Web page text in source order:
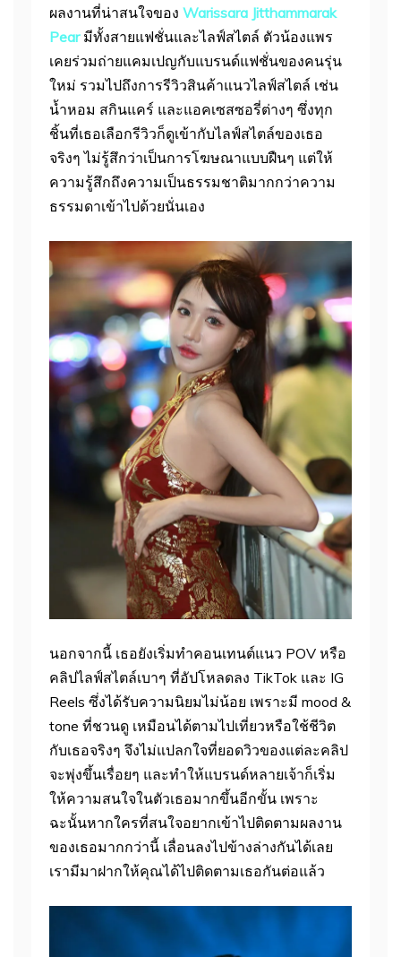
ผลงานที่น่าสนใจของ Warissara Jitthammarak
Pear มีทั้งสายแฟชั่นและไลฟ์สไตล์ ตัวน้องแพร
เคยร่วมถ่ายแคมเปญกับแบรนด์แฟชั่นของคนรุ่น
ใหม่ รวมไปถึงการรีวิวสินค้าแนวไลฟ์สไตล์ เช่น
น้ำหอม สกินแคร์ และแอคเซสซอรี่ต่างๆ ซึ่งทุก
ชิ้นที่เธอเลือกรีวิวก็ดูเข้ากับไลฟ์สไตล์ของเธอ
จริงๆ ไม่รู้สึกว่าเป็นการโฆษณาแบบฝืนๆ แต่ให้
ความรู้สึกถึงความเป็นธรรมชาติมากกว่าความ
ธรรมดาเข้าไปด้วยนั่นเอง
นอกจากนี้ เธอยังเริ่มทำคอนเทนต์แนว POV หรือ
คลิปไลฟ์สไตล์เบาๆ ที่อัปโหลดลง TikTok และ IG
Reels ซึ่งได้รับความนิยมไม่น้อย เพราะมี mood &
tone ที่ชวนดู เหมือนได้ตามไปเที่ยวหรือใช้ชีวิต
กับเธอจริงๆ จึงไม่แปลกใจที่ยอดวิวของแต่ละคลิป
จะพุ่งขึ้นเรื่อยๆ และทำให้แบรนด์หลายเจ้าก็เริ่ม
ให้ความสนใจในตัวเธอมากขึ้นอีกขั้น เพราะ
ฉะนั้นหากใครที่สนใจอยากเข้าไปติดตามผลงาน
ของเธอมากกว่านี้ เลื่อนลงไปข้างล่างกันได้เลย
เรามีมาฝากให้คุณได้ไปติดตามเธอกันต่อแล้ว